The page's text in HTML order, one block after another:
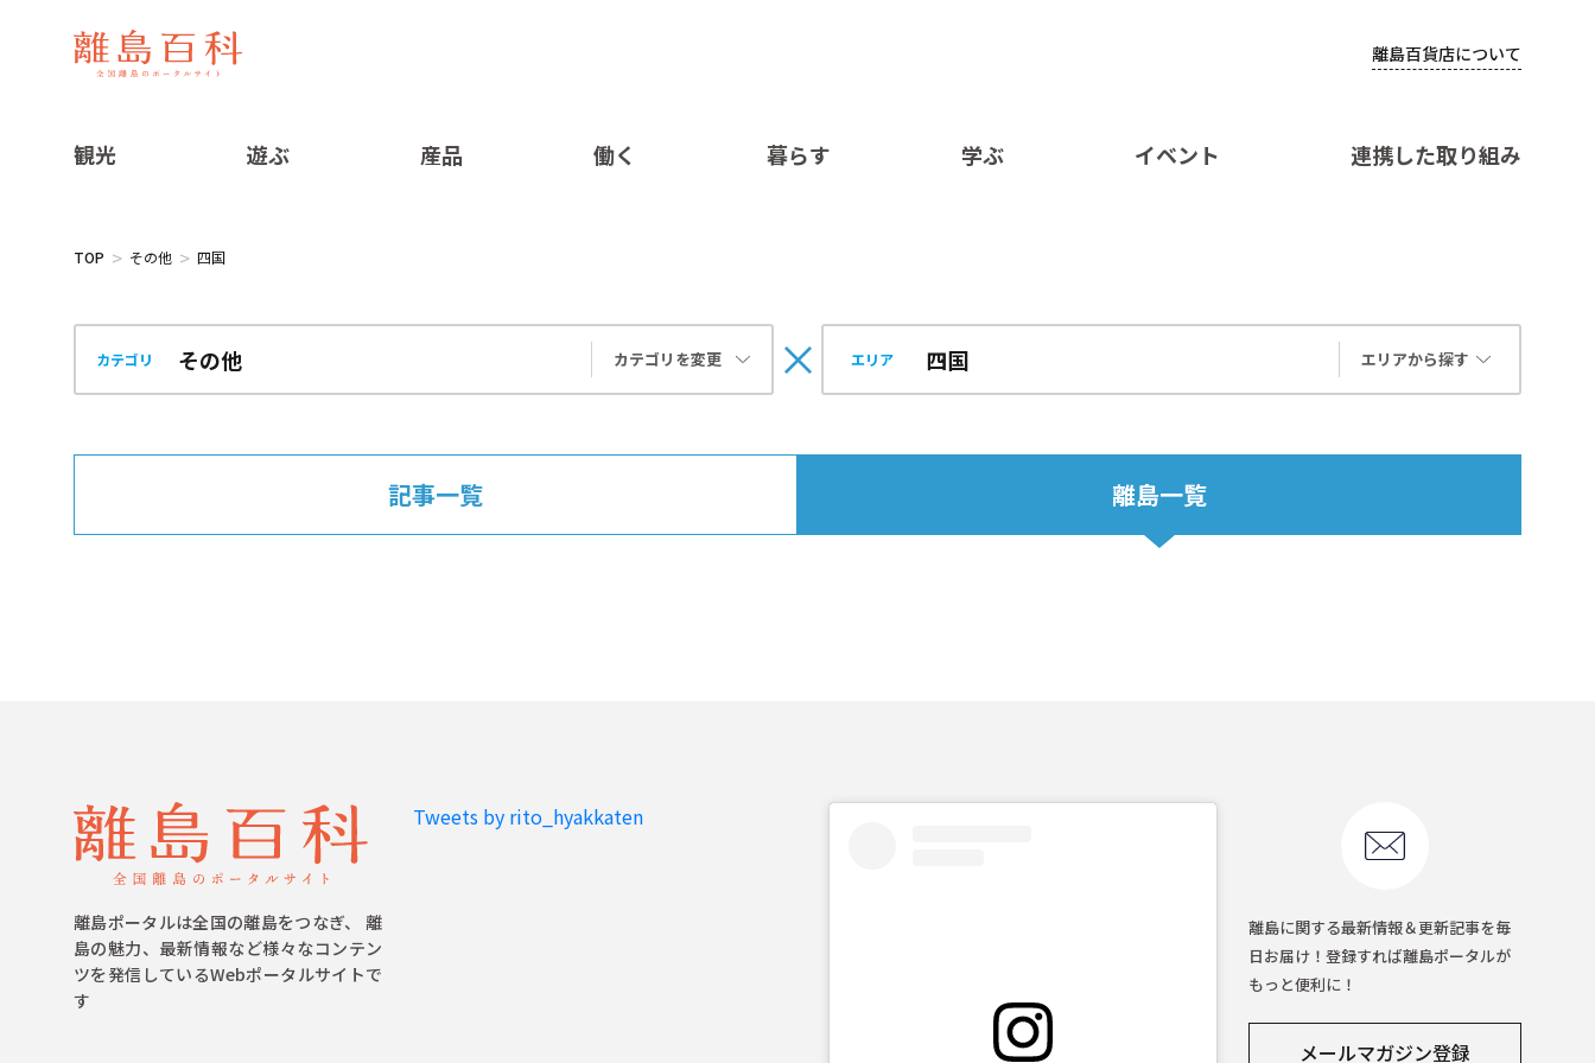
離島百貨店について
観光 遊ぶ 産品 働く 暮らす 学ぶ イベント 連携した取り組み
TOP その他 四国
カテゴリ カテゴリを変更 エリア エリアから探す
記事一覧 離島一覧
離島ポータルは全国の離島をつなぎ、 離
島の魅力、最新情報など様々なコンテン
ツを発信しているWebポータルサイトで
す
Tweets by rito_hyakkaten
離島に関する最新情報＆更新記事を毎
日お届け！登録すれば離島ポータルが
もっと便利に！
メールマガジン登録